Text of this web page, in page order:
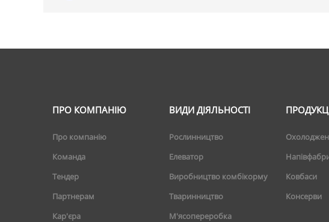
ПРО КОМПАНІЮ
Про компанію
Команда
Тендер
Партнерам
Кар'єра
ВИДИ ДІЯЛЬНОСТІ
Рослинництво
Елеватор
Виробництво комбікорму
Тваринництво
М'ясопереробка
Ковбаси
Консерви